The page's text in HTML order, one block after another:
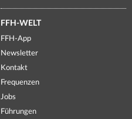
FFH-WELT
FFH-App
Newsletter
Kontakt
Frequenzen
Jobs
Führungen